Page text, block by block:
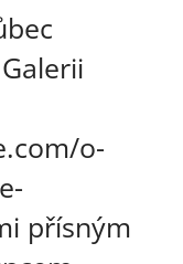
o-
přísným